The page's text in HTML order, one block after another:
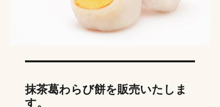
抹茶葛わらび餅を販売いたしま
す。